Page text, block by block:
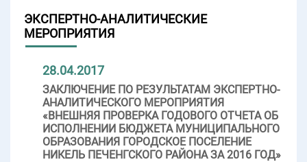
ЭКСПЕРТНО-АНАЛИТИЧЕСКИЕ
МЕРОПРИЯТИЯ
28.04.2017
ЗАКЛЮЧЕНИЕ ПО РЕЗУЛЬТАТАМ ЭКСПЕРТНО-
АНАЛИТИЧЕСКОГО МЕРОПРИЯТИЯ
«ВНЕШНЯЯ ПРОВЕРКА ГОДОВОГО ОТЧЕТА ОБ
ИСПОЛНЕНИИ БЮДЖЕТА МУНИЦИПАЛЬНОГО
ОБРАЗОВАНИЯ ГОРОДСКОЕ ПОСЕЛЕНИЕ
НИКЕЛЬ ПЕЧЕНГСКОГО РАЙОНА ЗА 2016 ГОД»